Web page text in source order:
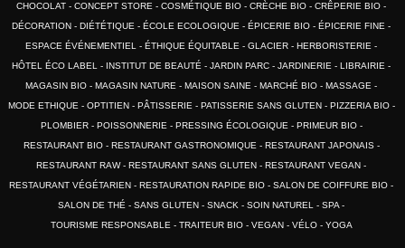
CHOCOLAT
CONCEPT STORE COSMÉTIQUE BIO CRÈCHE BIO
CRÊPERIE BIO
DÉCORATION
DIÉTÉTIQUE ÉCOLE ECOLOGIQUE ÉPICERIE BIO
ÉPICERIE FINE
ESPACE ÉVÉNEMENTIEL
ÉTHIQUE ÉQUITABLE GLACIER
HERBORISTERIE
HÔTEL ÉCO LABEL
INSTITUT DE BEAUTÉ JARDIN PARC JARDINERIE
LIBRAIRIE
MAGASIN BIO
MAGASIN NATURE MAISON SAINE MARCHÉ BIO
MASSAGE
MODE ETHIQUE
OPTITIEN PÂTISSERIE PATISSERIE SANS GLUTEN
PIZZERIA BIO
PLOMBIER
POISSONNERIE PRESSING ÉCOLOGIQUE
PRIMEUR BIO
RESTAURANT BIO
RESTAURANT GASTRONOMIQUE
RESTAURANT JAPONAIS
RESTAURANT RAW
RESTAURANT SANS GLUTEN
RESTAURANT VEGAN
RESTAURANT VÉGÉTARIEN
RESTAURATION RAPIDE BIO
SALON DE COIFFURE BIO
SALON DE THÉ
SANS GLUTEN SNACK SOIN NATUREL
SPA
TOURISME RESPONSABLE
TRAITEUR BIO VEGAN VÉLO YOGA